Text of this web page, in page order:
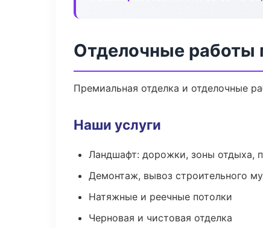
Отделочные работы
Премиальная отделка и отделочные
Наши услуги
Ландшафт: дорожки, зоны отдыха,
Демонтаж, вывоз строительного
Натяжные и реечные потолки
Черновая и чистовая отделка